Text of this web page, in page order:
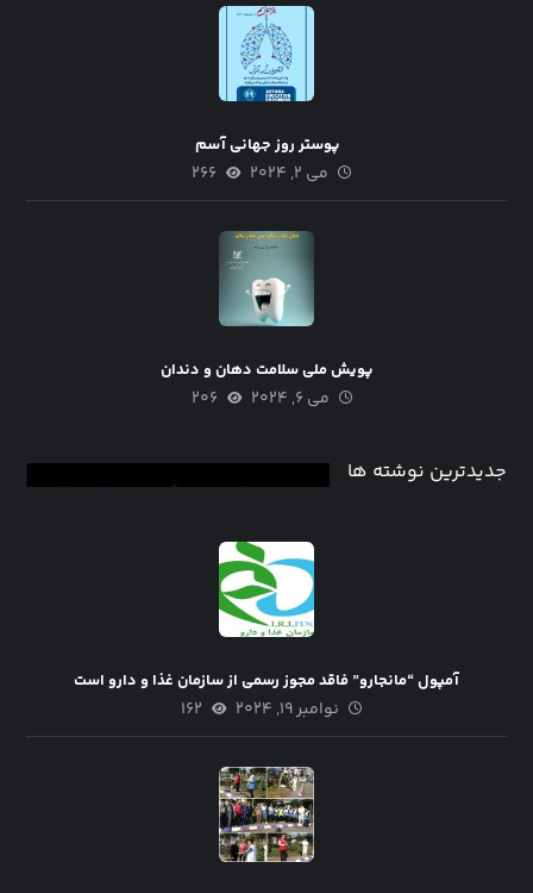
پوستر روز جهانی آسم
می ۲, ۲۰۲۴ ۲۶۶
پویش ملی سلامت دهان و دندان
می ۶, ۲۰۲۴ ۲۰۶
جدیدترین نوشته ها
آمپول “مانجارو” فاقد مجوز رسمی از سازمان غذا و دارو است
نوامبر ۱۹, ۲۰۲۴ ۱۶۲